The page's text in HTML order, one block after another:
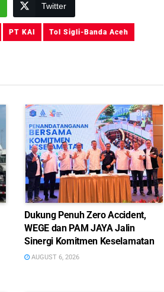
Twitter
PT KAI Tol Sigli-Banda Aceh
Dukung Penuh Zero Accident,
WEGE dan PAM JAYA Jalin
Sinergi Komitmen Keselamatan
AUGUST 6, 2026